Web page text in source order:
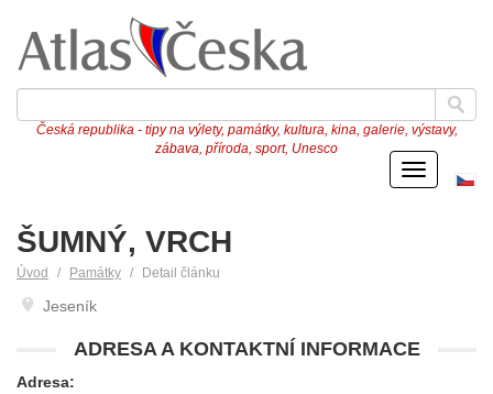
Česká republika - tipy na výlety, památky, kultura, kina, galerie, výstavy,
zábava, příroda, sport, Unesco
Menu
ŠUMNÝ, VRCH
Úvod Památky Detail článku
Jeseník
ADRESA A KONTAKTNÍ INFORMACE
Adresa: